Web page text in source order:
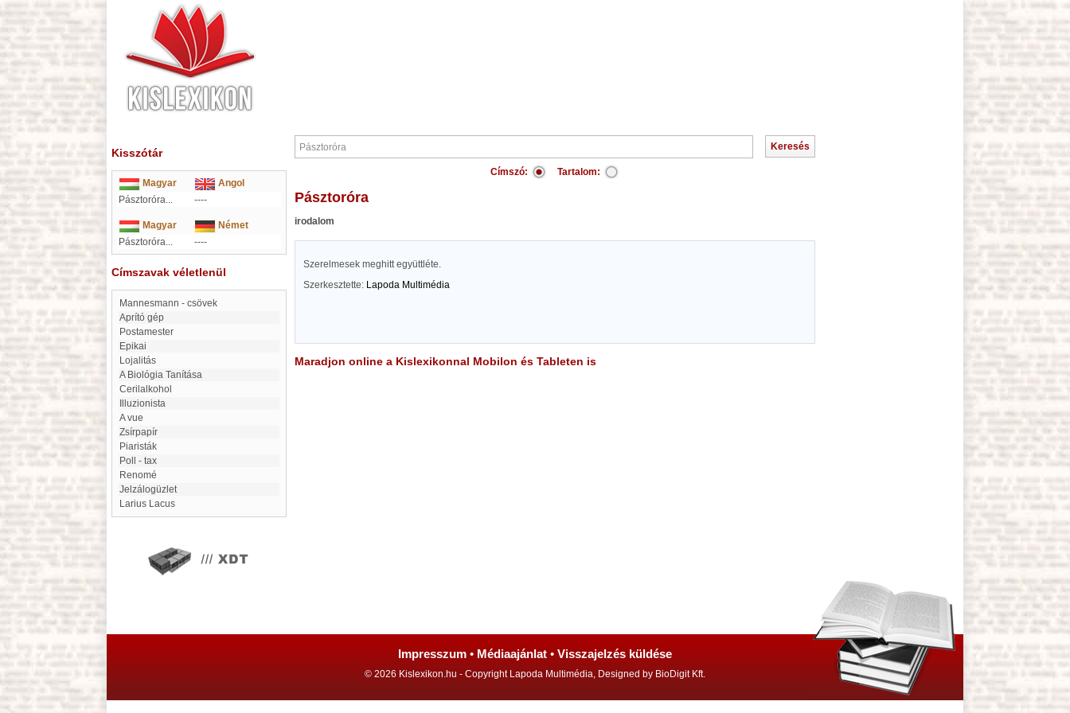
Kisszótár
Magyar
Angol
Pásztoróra...
----
Magyar
Német
Pásztoróra...
----
Címszavak véletlenül
Mannesmann - csövek
Aprító gép
Postamester
epikai
lojalitás
A Biológia Tanítása
Cerilalkohol
illuzionista
A vue
Zsírpapír
Piaristák
Poll - tax
Renomé
Jelzálogüzlet
Larius Lacus
Címszó: Tartalom:
Pásztoróra
irodalom
Szerelmesek meghitt együttléte.
Szerkesztette: Lapoda Multimédia
Maradjon online a Kislexikonnal Mobilon és Tableten is
Impresszum • Médiaajánlat • Visszajelzés küldése
© 2026 Kislexikon.hu - Copyright Lapoda Multimédia, Designed by BioDigit Kft.